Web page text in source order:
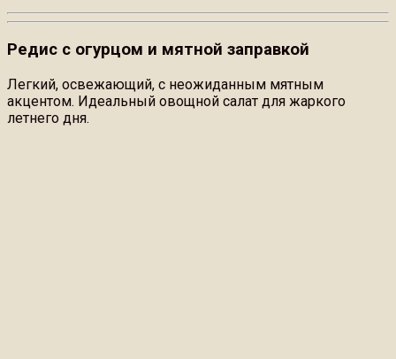
Редис с огурцом и мятной заправкой
Легкий, освежающий, с неожиданным мятным
акцентом. Идеальный овощной салат для жаркого
летнего дня.